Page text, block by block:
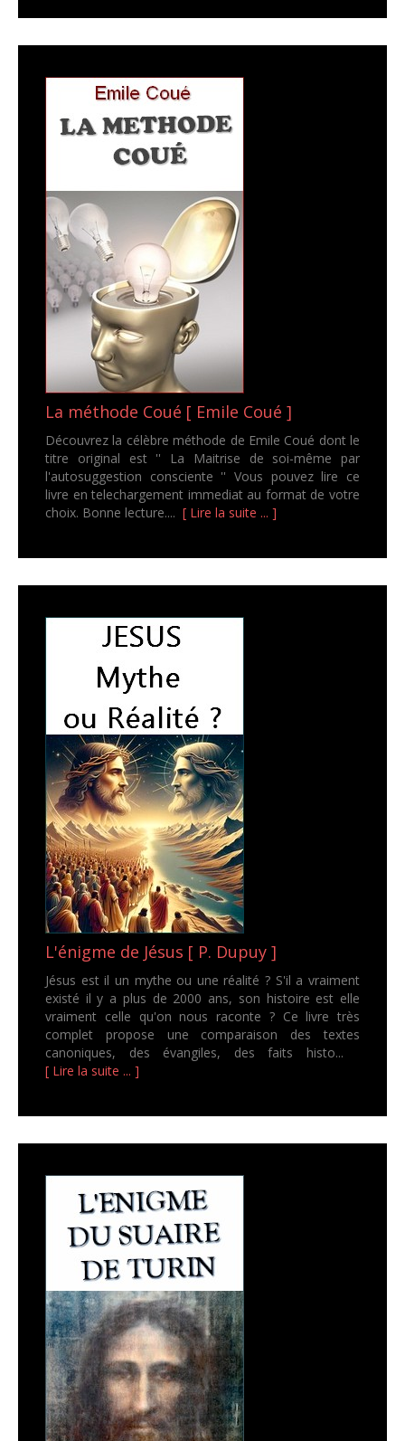
La méthode Coué [ Emile Coué ]
Découvrez la célèbre méthode de Emile Coué dont le
titre original est '' La Maitrise de soi-même par
l'autosuggestion consciente '' Vous pouvez lire ce
livre en telechargement immediat au format de votre
choix. Bonne lecture.... [ Lire la suite ... ]
L'énigme de Jésus [ P. Dupuy ]
Jésus est il un mythe ou une réalité ? S'il a vraiment
existé il y a plus de 2000 ans, son histoire est elle
vraiment celle qu'on nous raconte ? Ce livre très
complet propose une comparaison des textes
canoniques, des évangiles, des faits histo...
[ Lire la suite ... ]